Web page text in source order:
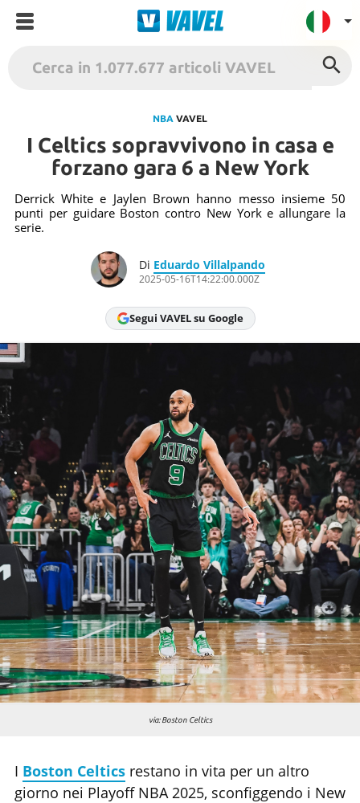
UK
Spagna
México
Argentina
Termini
NBA VAVEL
I Celtics sopravvivono in casa e
forzano gara 6 a New York
Derrick White e Jaylen Brown hanno messo insieme 50
punti per guidare Boston contro New York e allungare la
serie.
Di Eduardo Villalpando
2025-05-16T14:22:00.000Z
Segui VAVEL su Google
via: Boston Celtics
I Boston Celticsrestano in vita per un altro
giorno nei Playoff NBA 2025, sconfiggendo i New